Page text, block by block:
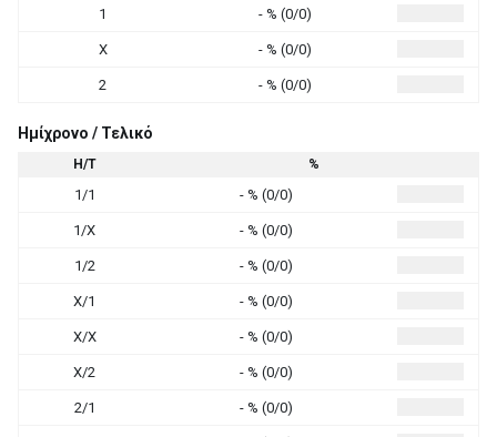
1 - % (0/0)
X - % (0/0)
2 - % (0/0)
Ημίχρονο / Τελικό
Η/Τ %
1/1 - % (0/0)
1/X - % (0/0)
1/2 - % (0/0)
X/1 - % (0/0)
X/X - % (0/0)
X/2 - % (0/0)
2/1 - % (0/0)